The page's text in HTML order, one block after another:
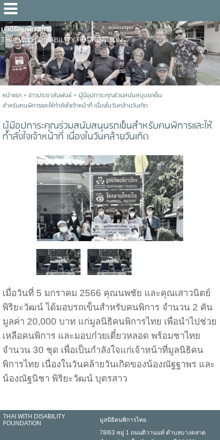
มูลนิธิคนพิการไทย
THAI WITH DISABILITY FOUNDATION
หน้าแรก> ข่าวประชาสัมพันธ์> ผู้มีอุปการะคุณร่วมสนับสนุนรถเข็น
สำหรับคนพิการและให้กำลังใจเจ้าหน้าที่ เนื่องในวันคล้ายวันเกิด
ผู้มีอุปการะคุณร่วมสนับสนุนรถเข็นสำหรับคนพิการและให้
กำลังใจเจ้าหน้าที่ เนื่องในวันคล้ายวันเกิด
เมื่อวันที่ 5 มกราคม 2566 คุณนพชัย และคุณเสาวนิตย์
พิริยะวัฒน์ ได้มอบรถเข็นสำหรับคนพิการ จำนวน 2 คัน
มูลค่า 20,000 บาท แก่มูลนิธิคนพิการไทย เพื่อนำไปช่วย
เหลือคนพิการ และมอบก๋วยเตี๋ยวหลอด พร้อมชาไทย
จำนวน 30 ชุด เพื่อเป็นกำลังใจแก่เจ้าหน้าที่มูลนิธิคน
พิการไทย เนื่องในวันคล้ายวันเกิดของน้องณัฐฐาพร และ
น้องณัฐนิชา พิริยะวัฒน์ บุตรสาว
THAI WITH DISABILITY
FOUNDATION
มูลนิธิคนพิการไทย
78/63 หมู่ 1 ถนนติวานนท์ ตำบลบางตลาด